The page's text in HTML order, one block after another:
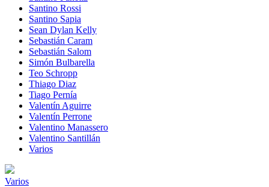
Santino Rossi
Santino Sapia
Sean Dylan Kelly
Sebastián Caram
Sebastián Salom
Simón Bulbarella
Teo Schropp
Thiago Diaz
Tiago Pernía
Valentín Aguirre
Valentín Perrone
Valentino Manassero
Valentino Santillán
Varios
Varios